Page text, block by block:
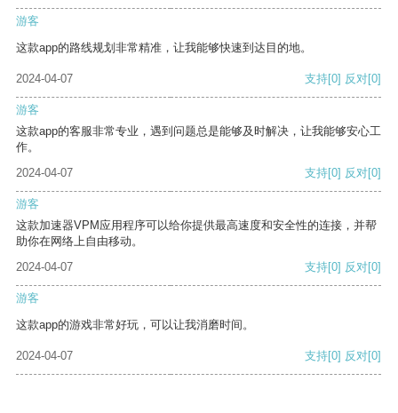
游客
这款app的路线规划非常精准，让我能够快速到达目的地。
2024-04-07 支持[0] 反对[0]
游客
这款app的客服非常专业，遇到问题总是能够及时解决，让我能够安心工
作。
2024-04-07
支持[0] 反对[0]
游客
这款加速器VPM应用程序可以给你提供最高速度和安全性的连接，并帮
助你在网络上自由移动。
2024-04-07
支持[0] 反对[0]
游客
这款app的游戏非常好玩，可以让我消磨时间。
2024-04-07 支持[0] 反对[0]